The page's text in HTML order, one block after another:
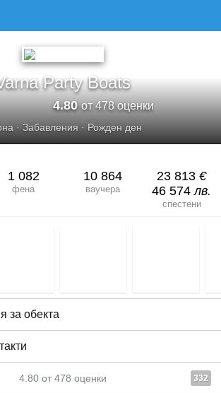
Party Boats
4.80от 478 оценки
· Забавления· Рожден ден
1 082
фена
10 864
ваучера
23 813 €
46 574лв.
спестени
за обекта
4.80 от 478 оценки 332